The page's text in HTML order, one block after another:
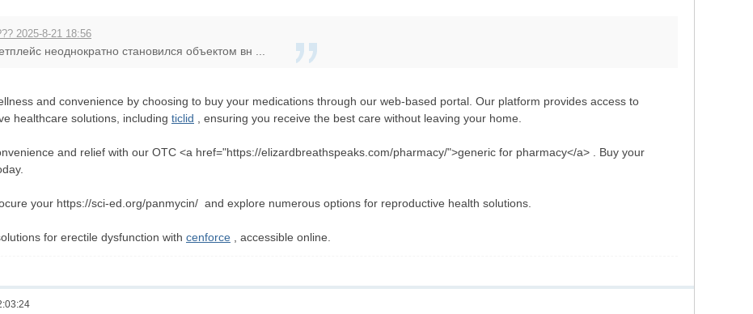
2025-8-21 18:56
неоднократно становился объектом вн ...
and convenience by choosing to buy your medications through our web-based portal. Our platform provides access to
healthcare solutions, including ticlid , ensuring you receive the best care without leaving your home.
and relief with our OTC <a href="https://elizardbreathspeaks.com/pharmacy/">generic for pharmacy</a> . Buy your
your https://sci-ed.org/panmycin/ and explore numerous options for reproductive health solutions.
for erectile dysfunction with cenforce , accessible online.